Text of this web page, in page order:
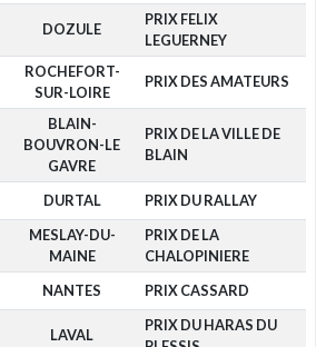
DOZULE
PRIX FELIX
LEGUERNEY
ROCHEFORT-
SUR-LOIRE
PRIX DES AMATEURS
BLAIN-
BOUVRON-LE
GAVRE
PRIX DE LA VILLE DE
BLAIN
DURTAL PRIX DU RALLAY
MESLAY-DU-
MAINE
PRIX DE LA
CHALOPINIERE
NANTES PRIX CASSARD
LAVAL
PRIX DU HARAS DU